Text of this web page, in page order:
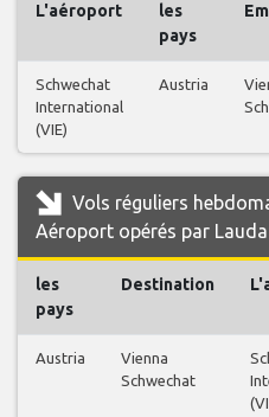
L'aéroport
les
pays
Schwechat
International
(VIE)
Austria
Vols réguliers
Aéroport opérés par
les
pays
Destination
Austria
Vienna
Schwechat